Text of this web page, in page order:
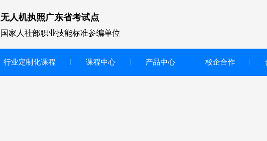
无人机执照广东省考试点
国家人社部职业技能标准参编单位
行业定制化课程 课程中心 产品中心 校企合作